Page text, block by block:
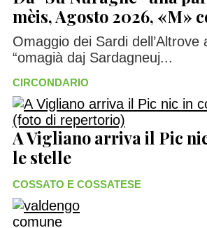
mèis, Agosto 2026, «M»
Omaggio dei Sardi
“omagià daj Sardagneuj...
CIRCONDARIO
A Vigliano arriva il Pic
le stelle
COSSATO E COSSATESE